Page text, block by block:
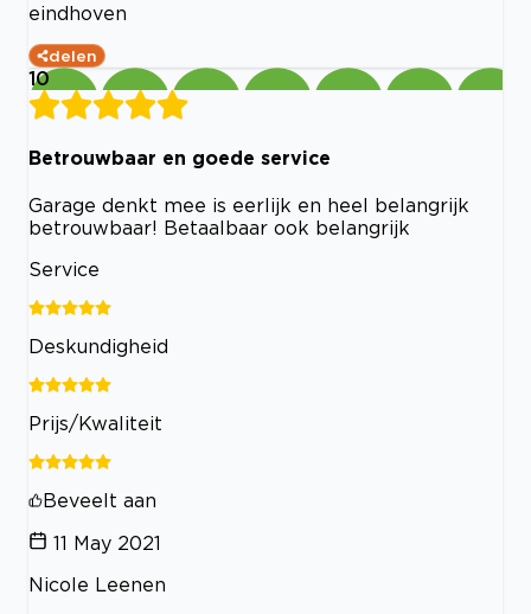
eindhoven
delen
10
Betrouwbaar en goede service
Garage denkt mee is eerlijk en heel belangrijk
betrouwbaar! Betaalbaar ook belangrijk
Service
Deskundigheid
Prijs/Kwaliteit
Beveelt aan
11 May 2021
Nicole Leenen